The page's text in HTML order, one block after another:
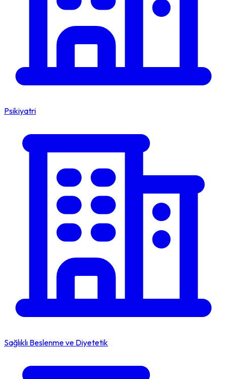
Psikiyatri
Sağlıklı Beslenme ve Diyetetik